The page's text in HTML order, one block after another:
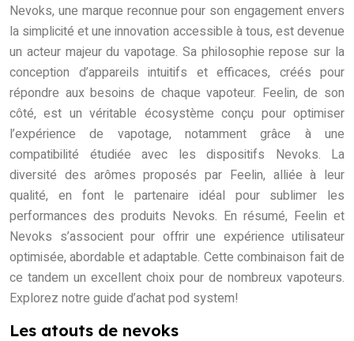
Nevoks, une marque reconnue pour son engagement envers
la simplicité et une innovation accessible à tous, est devenue
un acteur majeur du vapotage. Sa philosophie repose sur la
conception d’appareils intuitifs et efficaces, créés pour
répondre aux besoins de chaque vapoteur. Feelin, de son
côté, est un véritable écosystème conçu pour optimiser
l’expérience de vapotage, notamment grâce à une
compatibilité étudiée avec les dispositifs Nevoks. La
diversité des arômes proposés par Feelin, alliée à leur
qualité, en font le partenaire idéal pour sublimer les
performances des produits Nevoks. En résumé, Feelin et
Nevoks s’associent pour offrir une expérience utilisateur
optimisée, abordable et adaptable. Cette combinaison fait de
ce tandem un excellent choix pour de nombreux vapoteurs.
Explorez notre guide d’achat pod system!
Les atouts de nevoks